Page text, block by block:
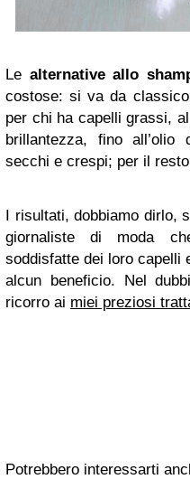
Le alternative allo
costose: si va da
per chi ha capelli grassi,
brillantezza, fino
secchi e crespi; per il
I risultati, dobbiamo dirlo,
giornaliste di moda
soddisfatte dei loro capelli
alcun beneficio. Nel
ricorro ai miei preziosi
Potrebbero interessarti